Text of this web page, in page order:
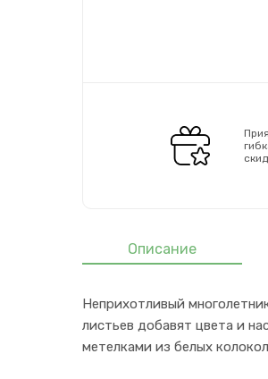
Описание
Неприхотливый
листьев добавят цвета и
метелками из белых